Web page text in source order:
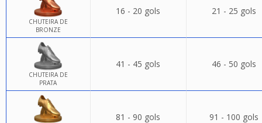
CHUTEIRA DE
BRONZE
16 - 20 gols 21 - 25 gols
CHUTEIRA DE
PRATA
41 - 45 gols 46 - 50 gols
81 - 90 gols 91 - 100 gols